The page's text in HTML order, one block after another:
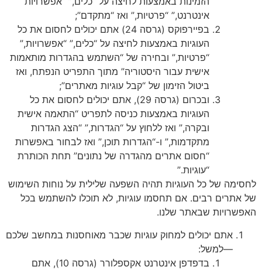
אינטרנט,” “פרטיות,” ואז “מתקדם”;
בפיירפוקס (גרסה 24) אתם יכולים לחסום את כל
העוגיות באמצעות לחיצה על “כלים,” “אפשרויות,”
“פרטיות,” ובחירה של “השתמש בהגדרות מותאמות
אישית עבור היסטוריה” מתוך התפריט הנפתח, ואז
ביטול הזימון של “קבל עוגיות מאתרים”;
ובכרום (גרסה 29), אתם יכולים לחסום את כל
העוגיות באמצעות כניסה לתפריט “התאמה אישית
ובקרה,” ואז ללחוץ על “הגדרות,” “הצג הגדרות
מתקדמות,” ו-“הגדרות תוכן,” ואז לבחור באפשרות
“חסום אתרים מהגדרה של נתונים” תחת הכותרת
“עוגיות.”
של כל העוגיות תהיה השפעה שלילית על נוחות השימוש
אתרים רבים. אם תחסמו עוגיות, לא תוכלו להשתמש בכל
שבאתר שלנו.
אתם יכולים למחוק עוגיות שכבר מאוחסנות במחשב שלכם
—למשל:
בדפדפן אינטרנט אקספלורר (גרסה 10), אתם